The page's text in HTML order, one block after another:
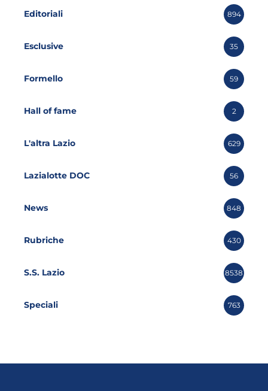
Editoriali 894
Esclusive 35
Formello 59
Hall of fame 2
L'altra Lazio 629
Lazialotte DOC 56
News 848
Rubriche 430
S.S. Lazio 8538
Speciali 763